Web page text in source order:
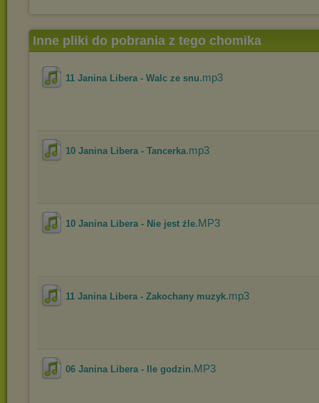
Inne pliki do pobrania z tego chomika
11 Janina Libera - Walc ze snu.mp3
10 Janina Libera - Tancerka.mp3
10 Janina Libera - Nie jest żle.MP3
11 Janina Libera - Zakochany muzyk.mp3
06 Janina Libera - Ile godzin.MP3